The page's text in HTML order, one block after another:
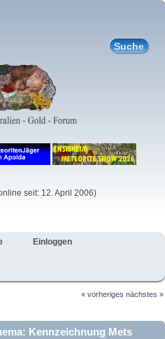
seit: 12. April 2006)
Einloggen
« vorheriges nächstes »
Kennzeichnung Mets